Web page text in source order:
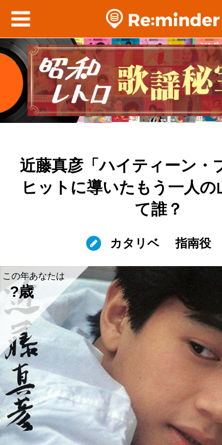
近藤真彦「ハイティーン・
ヒットに導いたもう一人の
て誰？
カタリベ 指南役
この年あなたは
?歳